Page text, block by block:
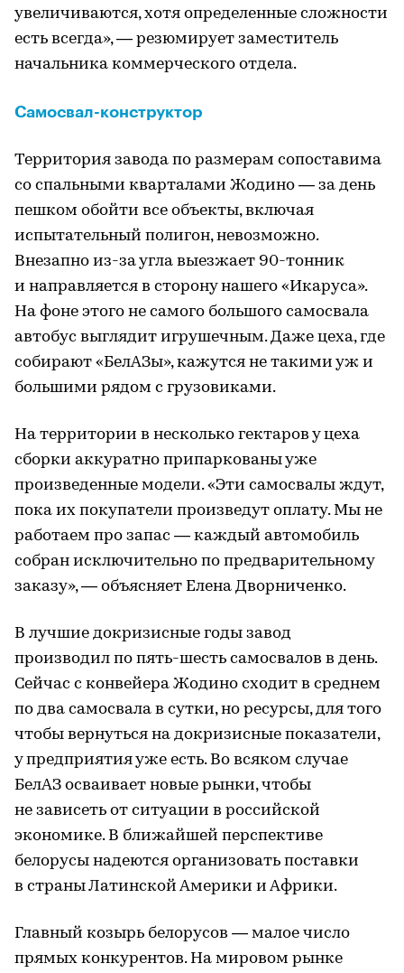
увеличиваются, хотя определенные сложности
есть всегда», — резюмирует заместитель
начальника коммерческого отдела.
Самосвал-конструктор
Территория завода по размерам сопоставима
со спальными кварталами Жодино — за день
пешком обойти все объекты, включая
испытательный полигон, невозможно.
Внезапно из-за угла выезжает 90-тонник
и направляется в сторону нашего «Икаруса».
На фоне этого не самого большого самосвала
автобус выглядит игрушечным. Даже цеха, где
собирают «БелАЗы», кажутся не такими уж и
большими рядом с грузовиками.
На территории в несколько гектаров у цеха
сборки аккуратно припаркованы уже
произведенные модели. «Эти самосвалы ждут,
пока их покупатели произведут оплату. Мы не
работаем про запас — каждый автомобиль
собран исключительно по предварительному
заказу», — объясняет Елена Дворниченко.
В лучшие докризисные годы завод
производил по пять-шесть самосвалов в день.
Сейчас с конвейера Жодино сходит в среднем
по два самосвала в сутки, но ресурсы, для того
чтобы вернуться на докризисные показатели,
у предприятия уже есть. Во всяком случае
БелАЗ осваивает новые рынки, чтобы
не зависеть от ситуации в российской
экономике. В ближайшей перспективе
белорусы надеются организовать поставки
в страны Латинской Америки и Африки.
Главный козырь белорусов — малое число
прямых конкурентов. На мировом рынке